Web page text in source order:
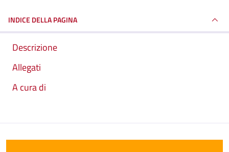
INDICE DELLA PAGINA
Descrizione
Allegati
A cura di